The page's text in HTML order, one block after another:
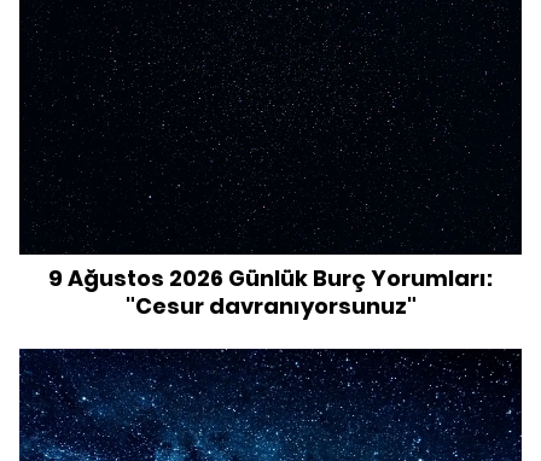
9 Ağustos 2026 Günlük Burç Yorumları:
"Cesur davranıyorsunuz"